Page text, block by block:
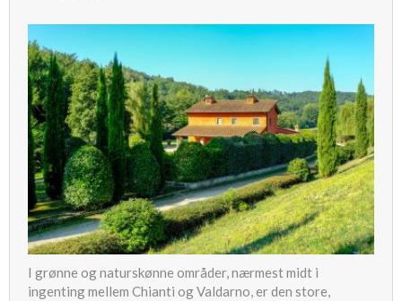
I grønne og naturskønne områder, nærmest midt i
ingenting mellem Chianti og Valdarno, er den store,